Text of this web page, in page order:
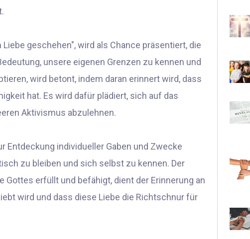
geschehen", wird als Chance präsentiert, die
unsere eigenen Grenzen zu kennen und
wird betont, indem daran erinnert wird, dass
hat. Es wird dafür plädiert, sich auf das
Aktivismus abzulehnen.
Entdeckung individueller Gaben und Zwecke
zu bleiben und sich selbst zu kennen. Der
Gottes erfüllt und befähigt, dient der Erinnerung an
wird und dass diese Liebe die Richtschnur für